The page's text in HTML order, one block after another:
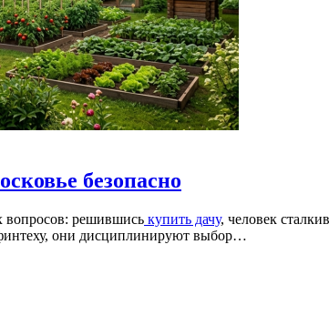
безопасно
вопросов: решившись купить дачу, человек
они дисциплинируют выбор…